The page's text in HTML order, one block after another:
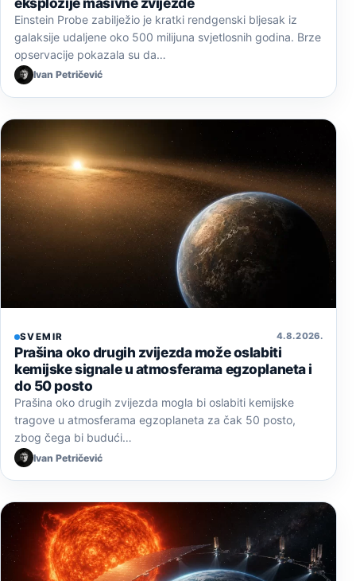
Einstein Probe zabilježio je kratki rendgenski bljesak iz
galaksije udaljene oko 500 milijuna svjetlosnih godina. Brze
opservacije pokazala su da…
Ivan Petričević
SVEMIR 4. 8. 2026.
Prašina oko drugih zvijezda može oslabiti
kemijske signale u atmosferama egzoplaneta i
do 50 posto
Prašina oko drugih zvijezda mogla bi oslabiti kemijske
tragove u atmosferama egzoplaneta za čak 50 posto,
zbog čega bi budući…
Ivan Petričević